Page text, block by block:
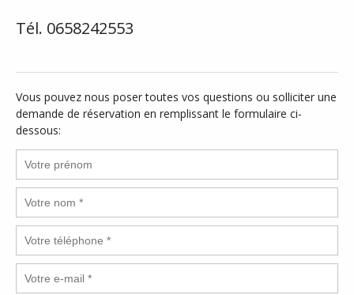
Tél. 0658242553
Vous pouvez nous poser toutes vos questions ou solliciter une
demande de réservation en remplissant le formulaire ci-
dessous: